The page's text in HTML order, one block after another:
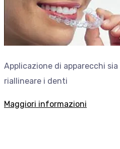
Applicazione di apparecchi
riallineare i denti
Maggiori informazioni